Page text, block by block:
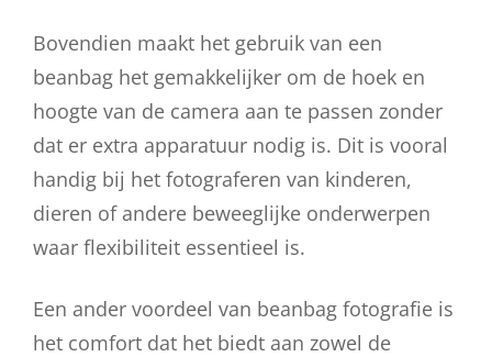
Bovendien maakt het gebruik van een
beanbag het gemakkelijker om de hoek en
hoogte van de camera aan te passen zonder
dat er extra apparatuur nodig is. Dit is vooral
handig bij het fotograferen van kinderen,
dieren of andere beweeglijke onderwerpen
waar flexibiliteit essentieel is.
Een ander voordeel van beanbag fotografie is
het comfort dat het biedt aan zowel de